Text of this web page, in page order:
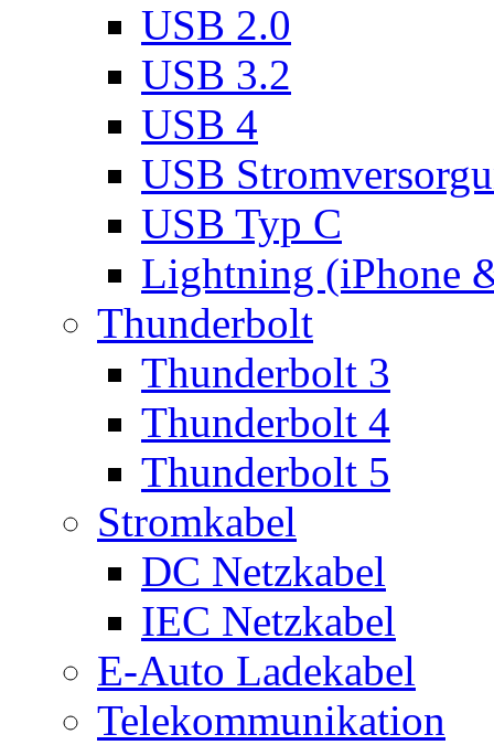
USB 2.0
USB 3.2
USB 4
USB
USB Typ C
Lightning (iPhone
Thunderbolt
Thunderbolt 3
Thunderbolt 4
Thunderbolt 5
Stromkabel
DC Netzkabel
IEC Netzkabel
E-Auto Ladekabel
Telekommunikation